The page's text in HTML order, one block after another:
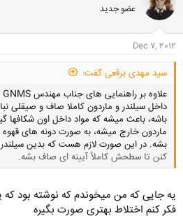
ه
ا
عضو جدید
Dec 7, 2012
سید مهدی برقعی گفت:
داخل سیلندر و ماردون کاملا صاف و صیقلی
باشه، باعث میشه که مواد داخل اون شکافها
ماردون خارج میشه، به صورت دونه های
بشه. در این صورت لازم هست که بدین
کنن تا سطحش کاملاً آیینه ای صاف بشه.
کلیک کنید تا باز
یه جایی که من میخوندم که نوشته بود
فکر کنم اختلاط بهتری صورت بگیره